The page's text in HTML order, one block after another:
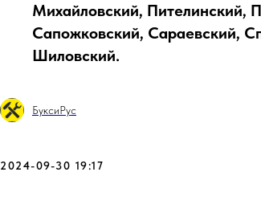
Михайловский, Пителинский,
Сапожковский, Сараевский,
Шиловский.
БуксиРус
2024-09-30 19:17